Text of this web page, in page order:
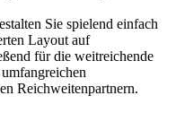
Sie spielend einfach
Layout auf
für die weitreichende
Reichweitenpartnern.